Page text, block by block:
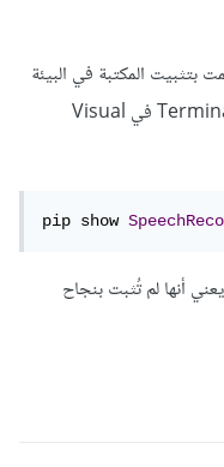
بتثبيت المكتبة في البيئة
الصحيحة عبر تشغيل الأمر التالي داخل الـ Terminal في Visual
pip show
أنها لم تُثبت بنجاح